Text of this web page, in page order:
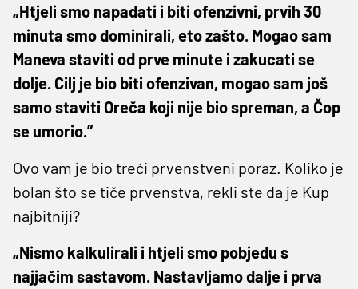
„Htjeli smo napadati i biti ofenzivni, prvih 30
minuta smo dominirali, eto zašto. Mogao sam
Maneva staviti od prve minute i zakucati se
dolje. Cilj je bio biti ofenzivan, mogao sam još
samo staviti Oreča koji nije bio spreman, a Čop
se umorio.”
Ovo vam je bio treći prvenstveni poraz. Koliko je
bolan što se tiče prvenstva, rekli ste da je Kup
najbitniji?
„Nismo kalkulirali i htjeli smo pobjedu s
najjačim sastavom. Nastavljamo dalje i prva